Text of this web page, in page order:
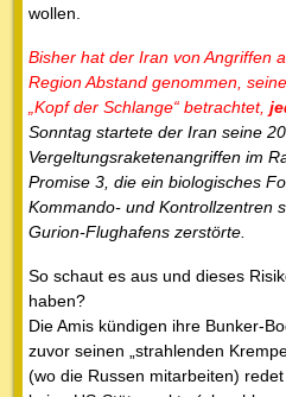
wollen.
Bisher hat der Iran von Angriffen
Region Abstand genommen,
„Kopf der Schlange“ betrachtet,
Sonntag startete der Iran seine
Vergeltungsraketenangriffen im
Promise 3, die ein biologisches
Kommando- und Kontrollzentren
Gurion-Flughafens zerstörte.
So schaut es aus und dieses
haben?
Die Amis kündigen ihre Bunker-
zuvor seinen „strahlenden
(wo die Russen mitarbeiten)